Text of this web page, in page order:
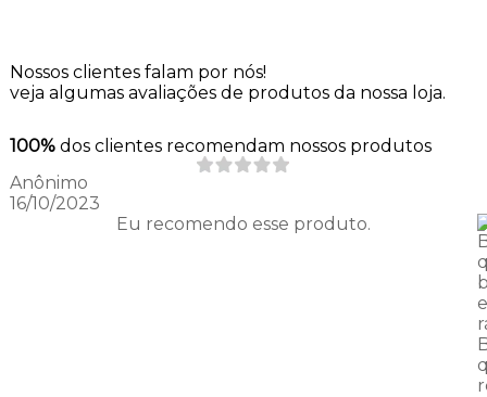
Nossos clientes falam por nós!
veja algumas avaliações de produtos da nossa loja.
100% dos clientes recomendam nossos produtos
Anônimo
16/10/2023
Eu recomendo esse produto.